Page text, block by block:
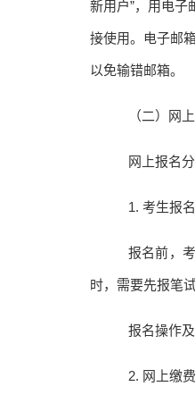
新用户”，用电子
接使用。电子邮
以免输错邮箱。
（二）网
网上报名
1. 考生报
报名前，
时，需要先报笔
报名操作
2. 网上缴费